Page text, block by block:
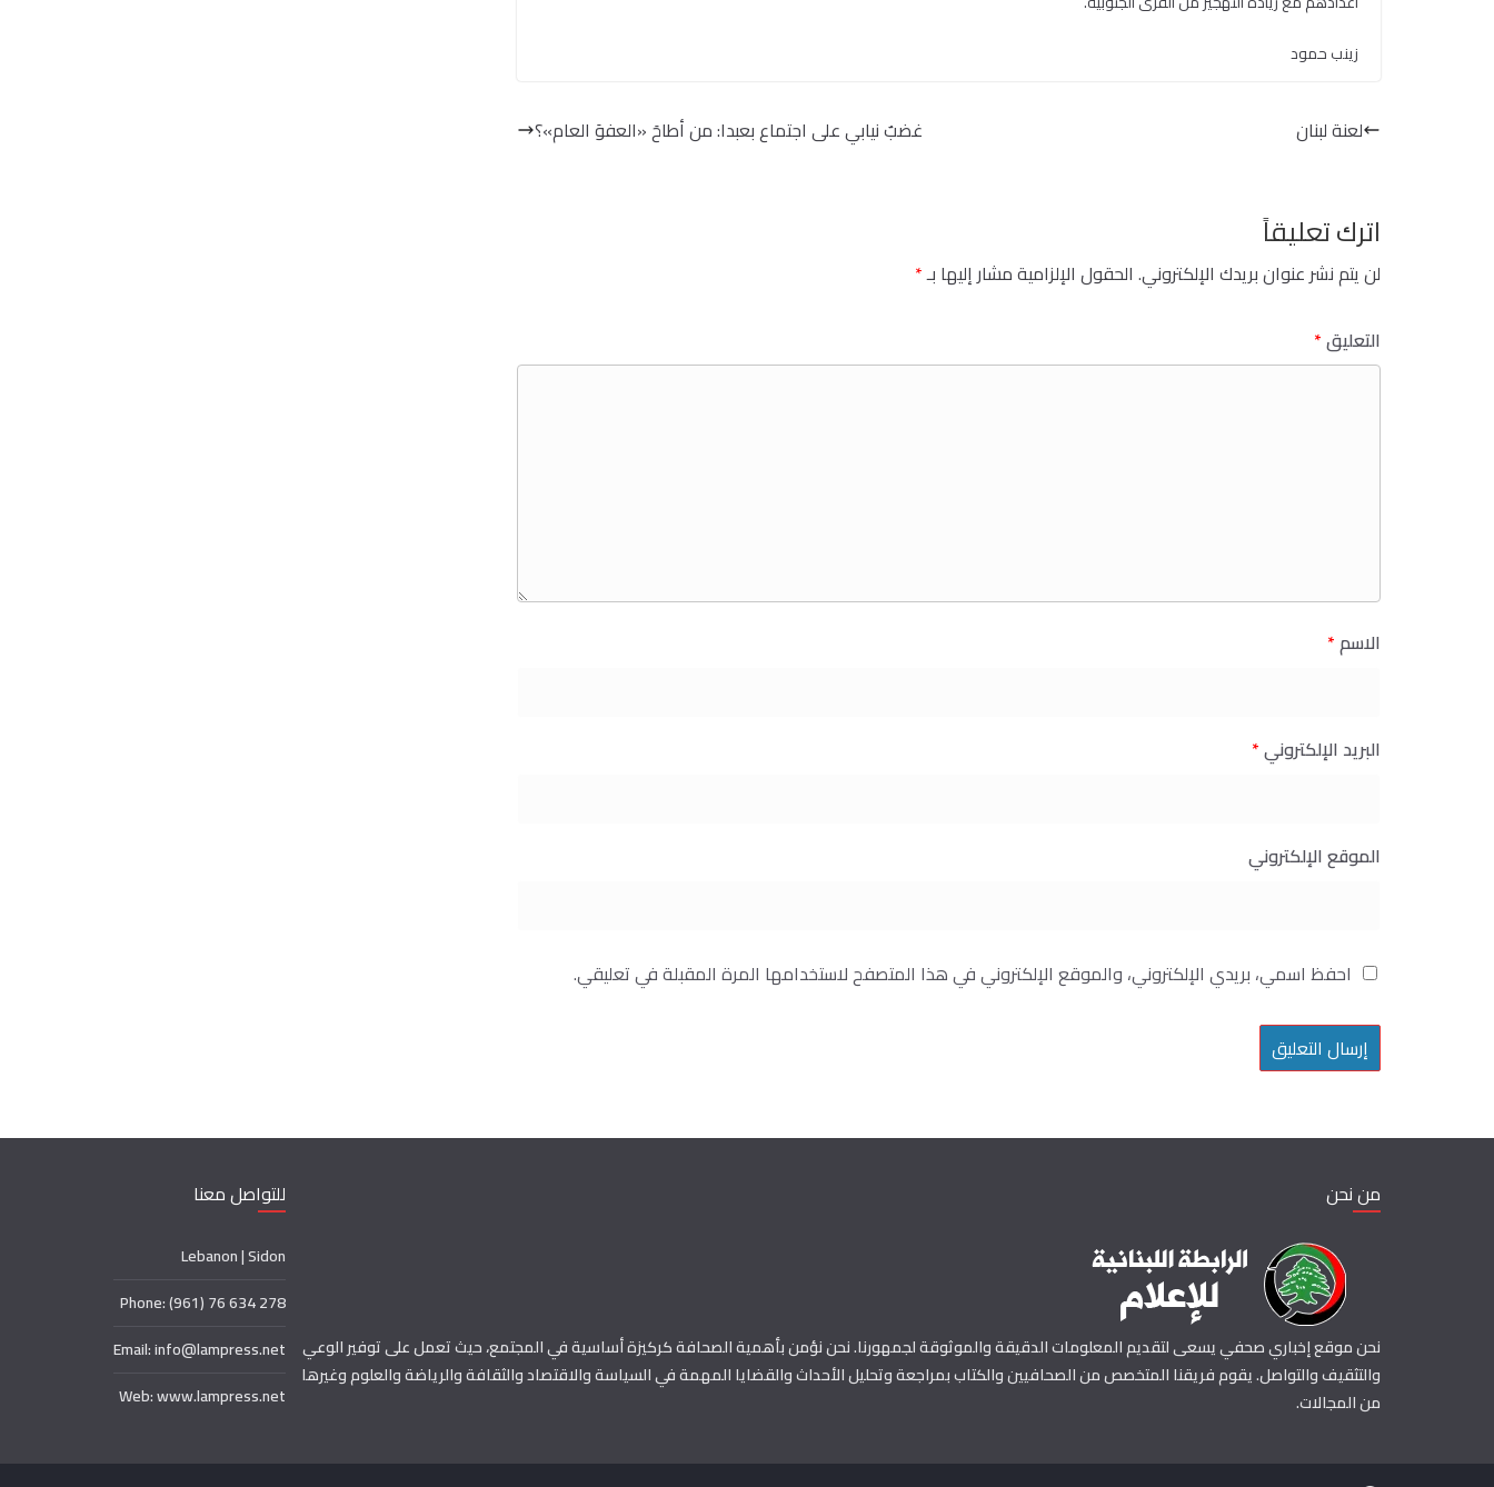
زينب حمود
لعنة لبنان غضبٌ نيابي على اجتماع بعبدا: من أطاحَ «العفوَ العام»؟
اترك تعليقاً
لن يتم نشر عنوان بريدك الإلكتروني. الحقول الإلزامية مشار إليها بـ*
التعليق*
الاسم*
البريد الإلكتروني*
الموقع الإلكتروني
احفظ اسمي، بريدي الإلكتروني، والموقع الإلكتروني في هذا المتصفح لاستخدامها المرة المقبلة في تعليقي.
من نحن
نحن موقع إخباري صحفي يسعى لتقديم المعلومات الدقيقة والموثوقة لجمهورنا. نحن نؤمن بأهمية الصحافة كركيزة أساسية في المجتمع، حيث تعمل على توفير الوعي
والتثقيف والتواصل. يقوم فريقنا المتخصص من الصحافيين والكتاب بمراجعة وتحليل الأحداث والقضايا المهمة في السياسة والاقتصاد والثقافة والرياضة والعلوم وغيرها
من المجالات.
للتواصل معنا
Lebanon | Sidon
Phone: (961) 76 634 278
Email: info@lampress.net
Web: www.lampress.net